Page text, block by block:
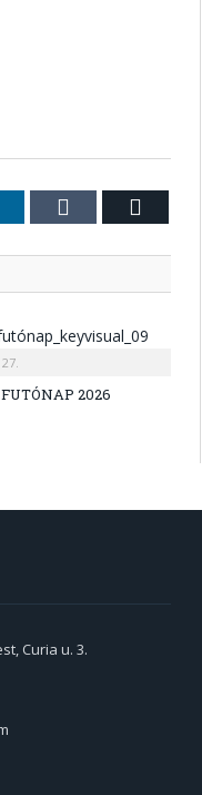
LinkedIn Tumblr
2026
Curia u. 3.